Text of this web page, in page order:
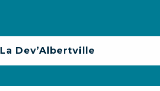
La Dev’Albertville